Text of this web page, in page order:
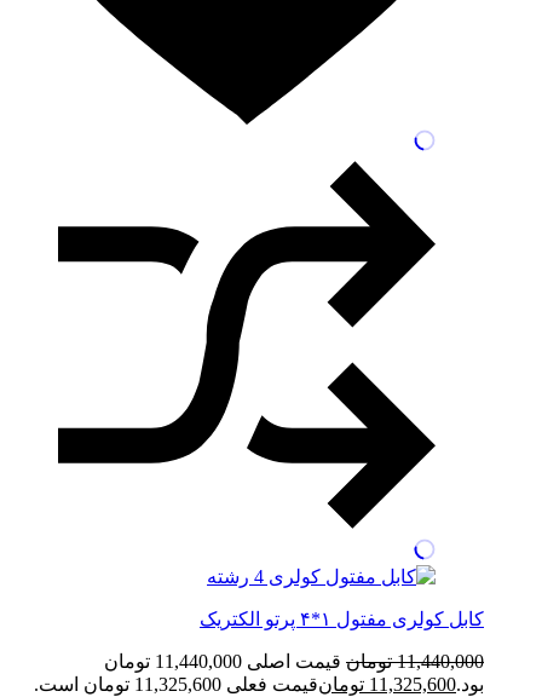
کابل کولری مفتول ۱*۴ پرتو الکتریک
11,440,000 تومان
قیمت اصلی 11,440,000 تومان
بود.11,325,600 تومانقیمت فعلی 11,325,600 تومان است.